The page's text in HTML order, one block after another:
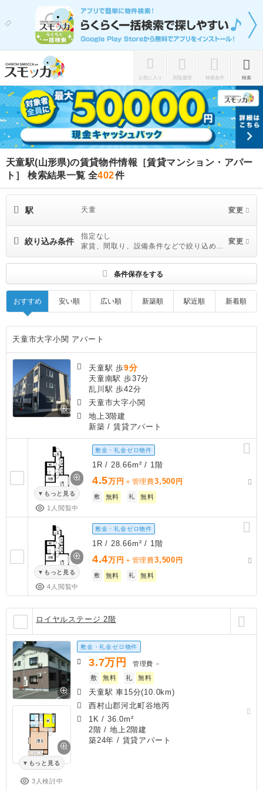
お気に入り 閲覧履歴 検索条件 検索
天童駅(山形県)の賃貸物件情報［賃貸マンション・アパー
ト］ 検索結果一覧 全402件
駅 天童 変更
絞り込み条件
指定なし
家賃、間取り、設備条件などで絞り込めま
す
変更
条件保存をする
おすすめ 安い順 広い順 新築順 駅近順 新着順
天童市大字小関 アパート
天童駅 歩9分
天童南駅 歩37分
乱川駅 歩42分
天童市大字小関
地上3階建
新築 / 賃貸アパート
もっと見る
1人閲覧中
敷金・礼金ゼロ物件
1R / 28.66m² / 1階
4.5万円 ＋管理費3,500 円
敷 無料 礼 無料
もっと見る
4人閲覧中
敷金・礼金ゼロ物件
1R / 28.66m² / 1階
4.4万円 ＋管理費3,500 円
敷 無料 礼 無料
ロイヤルステージ 2階
もっと見る
3人検討中
敷金・礼金ゼロ物件
3.7万円 管理費 －
敷
無料 礼 無料
天童駅 車15分(10.0km)
西村山郡河北町谷地丙
1K /36.0m²
2階 / 地上2階建
築24年 / 賃貸アパート